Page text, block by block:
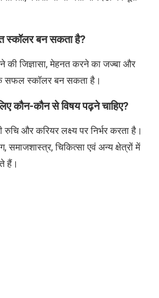
स्कॉलर बन सकता है?
की जिज्ञासा,मेहनत करने का जज्बा और
सफल स्कॉलर बन सकता है।
कौन-कौन से विषय पढ़ने चाहिए?
और करियर लक्ष्य पर निर्भर करता है।
,समाजशास्त्र,चिकित्सा एवं अन्य क्षेत्रों में
हैं।